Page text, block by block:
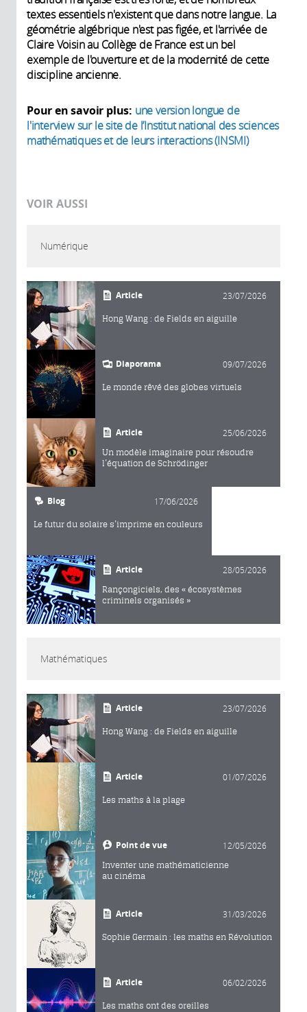
textes essentiels n'existent que dans notre langue. La
géométrie algébrique n'est pas figée, et l'arrivée de
Claire Voisin au Collège de France est un bel
exemple de l'ouverture et de la modernité de cette
discipline ancienne.
Pour en savoir plus: une version longue de
l'interview sur le site de l’Institut national des sciences
mathématiques et de leurs interactions (INSMI)
VOIR AUSSI
Numérique
Article 23/07/2026
Hong Wang : de Fields en aiguille
Diaporama 09/07/2026
Le monde rêvé des globes virtuels
Article 25/06/2026
Un modèle imaginaire pour résoudre
l’équation de Schrödinger
Blog 17/06/2026
Le futur du solaire s’imprime en couleurs
Article 28/05/2026
Rançongiciels, des « écosystèmes
criminels organisés »
Mathématiques
Article 23/07/2026
Hong Wang : de Fields en aiguille
Article 01/07/2026
Les maths à la plage
Point de vue 12/05/2026
Inventer une mathématicienne
au cinéma
Article 31/03/2026
Sophie Germain : les maths en Révolution
Article 06/02/2026
Les maths ont des oreilles